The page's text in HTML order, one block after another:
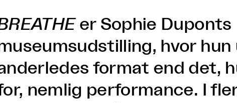
er Sophie
hvor
format end det,
nemlig performance. I